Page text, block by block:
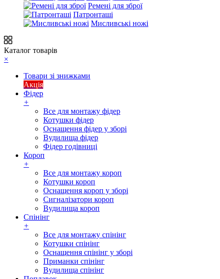
Ремені для зброї
Патронташі
Мисливські ножі
Каталог товарів
×
Товари зі знижками
Акція
Фідер
+
Все для монтажу фідер
Котушки фідер
Оснащення фідер у зборі
Вудилища фідер
Фідер годівниці
Короп
+
Все для монтажу короп
Котушки короп
Оснащення короп у зборі
Сигналізатори короп
Вудилища короп
Спінінг
+
Все для монтажу спінінг
Котушки спінінг
Оснащення спінінг у зборі
Приманки спінінг
Вудилища спінінг